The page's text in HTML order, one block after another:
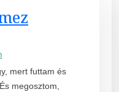
mert futtam és
megosztom,